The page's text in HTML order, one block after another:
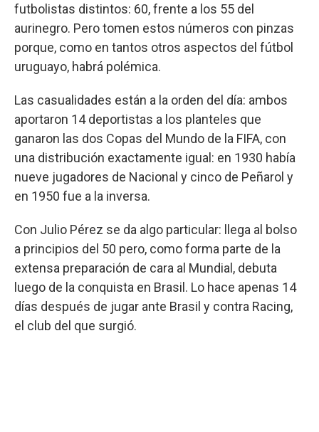
futbolistas distintos: 60, frente a los 55 del
aurinegro. Pero tomen estos números con pinzas
porque, como en tantos otros aspectos del fútbol
uruguayo, habrá polémica.
Las casualidades están a la orden del día: ambos
aportaron 14 deportistas a los planteles que
ganaron las dos Copas del Mundo de la FIFA, con
una distribución exactamente igual: en 1930 había
nueve jugadores de Nacional y cinco de Peñarol y
en 1950 fue a la inversa.
Con Julio Pérez se da algo particular: llega al bolso
a principios del 50 pero, como forma parte de la
extensa preparación de cara al Mundial, debuta
luego de la conquista en Brasil. Lo hace apenas 14
días después de jugar ante Brasil y contra Racing,
el club del que surgió.